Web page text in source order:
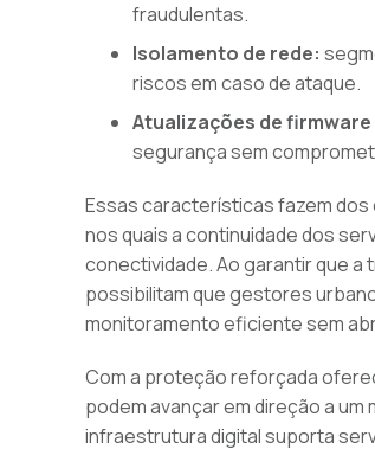
fraudulentas.
Isolamento de rede:
riscos em caso de ataque.
Atualizações de
segurança sem
Essas características fazem
nos quais a continuidade dos
conectividade. Ao garantir que
possibilitam que gestores
monitoramento eficiente sem
Com a proteção reforçada
podem avançar em direção a
infraestrutura digital suporta